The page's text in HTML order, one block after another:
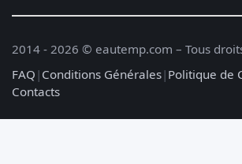
2014 - 2026 © eautemp.com – Tous
FAQ | Conditions Générales| Politique de
Contacts